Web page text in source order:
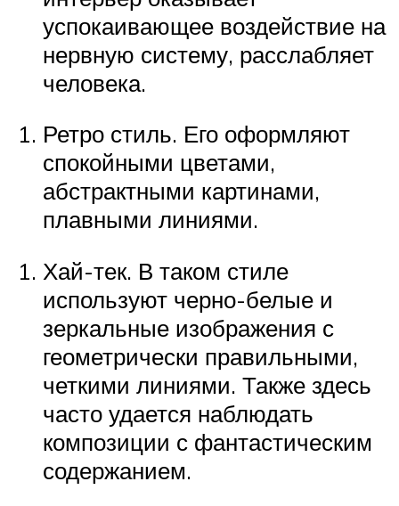
успокаивающее воздействие на
нервную систему, расслабляет
человека.
Ретро стиль. Его оформляют
спокойными цветами,
абстрактными картинами,
плавными линиями.
Хай-тек. В таком стиле
используют черно-белые и
зеркальные изображения с
геометрически правильными,
четкими линиями. Также здесь
часто удается наблюдать
композиции с фантастическим
содержанием.